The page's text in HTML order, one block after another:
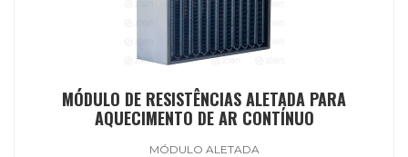
MÓDULO DE RESISTÊNCIAS ALETADA PARA
AQUECIMENTO DE AR CONTÍNUO
MÓDULO ALETADA